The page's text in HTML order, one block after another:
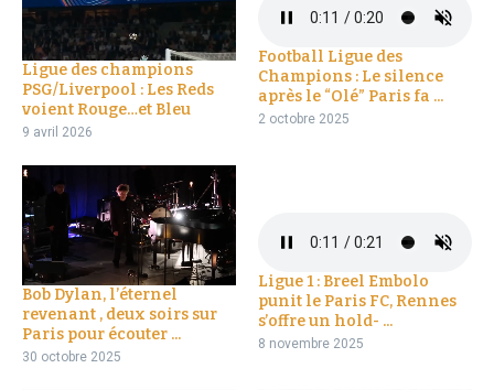
Ligue des champions
PSG/Liverpool : Les Reds
voient Rouge…et Bleu
9 avril 2026
Football Ligue des
Champions : Le silence
après le “Olé” Paris fa ...
2 octobre 2025
Bob Dylan, l’éternel
revenant , deux soirs sur
Paris pour écouter ...
30 octobre 2025
Ligue 1 : Breel Embolo
punit le Paris FC, Rennes
s’offre un hold- ...
8 novembre 2025